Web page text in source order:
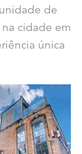
de
cidade em
única